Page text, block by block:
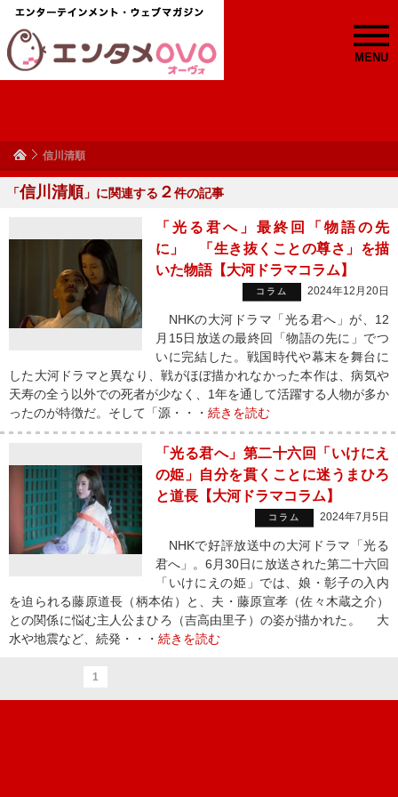
MENU
信川清順
「信川清順 」に関連する ２件の記事
「光る君へ」最終回「物語の先
に」 「生き抜くことの尊さ」を描
いた物語【大河ドラマコラム】
コラム 2024年12月20日
NHKの大河ドラマ「光る君へ」が、12
月15日放送の最終回「物語の先に」でつ
いに完結した。戦国時代や幕末を舞台に
した大河ドラマと異なり、戦がほぼ描かれなかった本作は、病気や
天寿の全う以外での死者が少なく、1年を通して活躍する人物が多か
ったのが特徴だ。そして「源・・・ 続きを読む
「光る君へ」第二十六回「いけにえ
の姫」自分を貫くことに迷うまひろ
と道長【大河ドラマコラム】
コラム 2024年7月5日
NHKで好評放送中の大河ドラマ「光る
君へ」。6月30日に放送された第二十六回
「いけにえの姫」では、娘・彰子の入内
を迫られる藤原道長（柄本佑）と、夫・藤原宣孝（佐々木蔵之介）
との関係に悩む主人公まひろ（吉高由里子）の姿が描かれた。 大
水や地震など、続発・・・ 続きを読む
1